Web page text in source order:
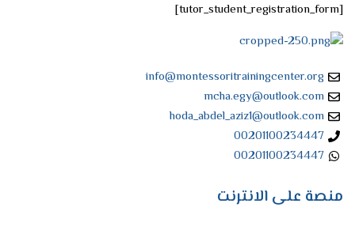
[tutor_student_registration_form]
info@montessoritrainingcenter.org
mcha.egy@outlook.com
hoda_abdel_aziz1@outlook.com
00201100234447
00201100234447
منصة على الانترنت